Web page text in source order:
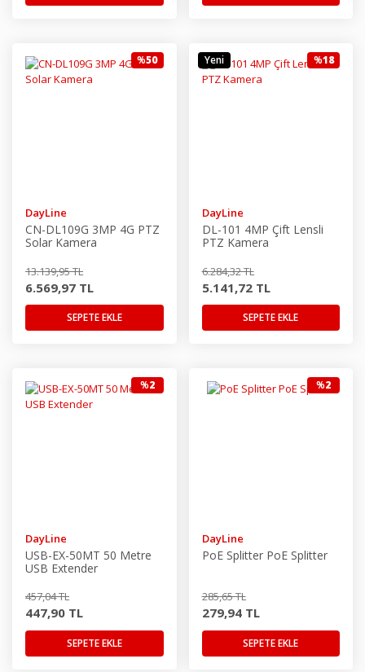
DayLine
CN-DL109G 3MP 4G PTZ
Solar Kamera
%50
13.139,95 TL
6.569,97 TL
SEPETE EKLE
Yeni
DayLine
DL-101 4MP Çift Lensli
PTZ Kamera
%18
6.284,32 TL
5.141,72 TL
SEPETE EKLE
DayLine
USB-EX-50MT 50 Metre
USB Extender
%2
457,04 TL
447,90 TL
SEPETE EKLE
DayLine
PoE Splitter PoE Splitter
%2
285,65 TL
279,94 TL
SEPETE EKLE